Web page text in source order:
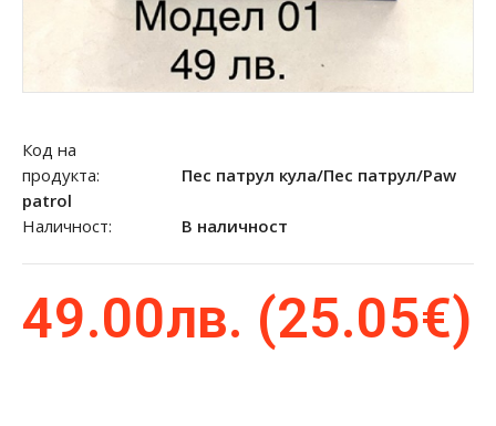
Код на
продукта:
Пес патрул кула/Пес патрул/Paw
patrol
Наличност:
В наличност
49.00лв. (25.05€)